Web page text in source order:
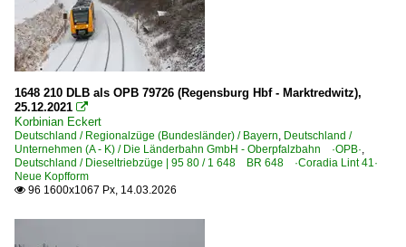
1648 210 DLB als OPB 79726 (Regensburg Hbf - Marktredwitz),
25.12.2021 
Korbinian Eckert
Deutschland / Regionalzüge (Bundesländer) / Bayern, Deutschland /
Unternehmen (A - K) / Die Länderbahn GmbH - Oberpfalzbahn ·OPB·,
Deutschland / Dieseltriebzüge | 95 80 / 1 648 BR 648 ·Coradia Lint 41·
Neue Kopfform
 96 1600x1067 Px, 14.03.2026